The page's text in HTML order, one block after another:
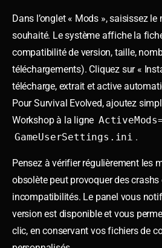
Dans l’onglet « Mods », saisissez le
souhaité. Le système affiche la
compatibilité de version, taille,
téléchargements). Cliquez sur «
télécharge, extrait et active
Pour Survival Evolved, ajoutez
Workshop à la ligne
GameUserSettings.ini .
Pensez à vérifier régulièrement les
obsolète peut provoquer des crashs
incompatibilités. Le panel vous
version est disponible et vous
clic, en conservant vos fichiers de